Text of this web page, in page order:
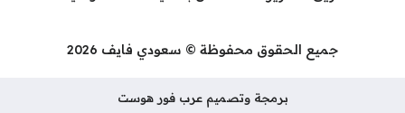
جميع الحقوق محفوظة © سعودي فايف 2026
برمجة وتصميم عرب فور هوست